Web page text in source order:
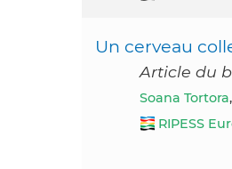
Un cerveau
Article du
Soana Tortora,
RIPESS